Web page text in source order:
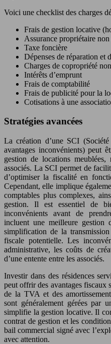
Voici une checklist des charges
Frais de gestion locative
Assurance propriétaire
Taxe foncière
Dépenses de réparation et
Charges de copropriété
Intérêts d’emprunt
Frais de comptabilité
Frais de publicité pour la
Cotisations à une
Stratégies avancées
La création d’une SCI
avantages inconvénients) peut
gestion de locations
associés. La SCI permet de
d’optimiser la fiscalité en
Cependant, elle implique
comptables plus complexes,
gestion. Il est essentiel de
inconvénients avant de
incluent une meilleure gestion
simplification de la
fiscale potentielle. Les
administrative, les coûts de
d’une entente entre les associés.
Investir dans des résidences
peut offrir des avantages fiscaux
de la TVA et des
sont généralement gérées par
simplifie la gestion locative. Il
contrat de gestion et les
bail commercial signé avec
avec attention.